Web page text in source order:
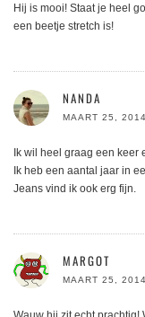
Hij is mooi! Staat je heel
een beetje stretch is!
NANDA
MAART 25,
Ik wil heel graag een keer
Ik heb een aantal jaar in
Jeans vind ik ook erg fijn.
MARGOT
MAART 25,